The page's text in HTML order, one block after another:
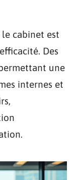
cabinet est
Des
une
internes et